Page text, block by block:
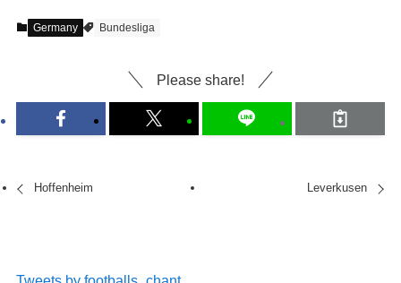
Germany Bundesliga
Please share!
Hoffenheim Leverkusen